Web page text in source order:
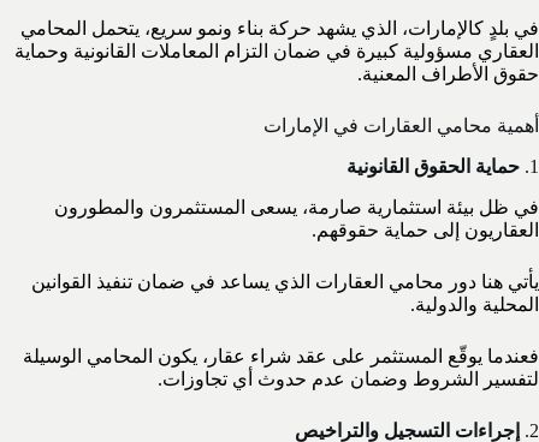
في بلدٍ كالإمارات، الذي يشهد حركة بناء ونمو سريع، يتحمل المحامي
العقاري مسؤولية كبيرة في ضمان التزام المعاملات القانونية وحماية
حقوق الأطراف المعنية.
أهمية محامي العقارات في الإمارات
1. حماية الحقوق القانونية
في ظل بيئة استثمارية صارمة، يسعى المستثمرون والمطورون
العقاريون إلى حماية حقوقهم.
يأتي هنا دور محامي العقارات الذي يساعد في ضمان تنفيذ القوانين
المحلية والدولية.
فعندما يوقّع المستثمر على عقد شراء عقار، يكون المحامي الوسيلة
لتفسير الشروط وضمان عدم حدوث أي تجاوزات.
2.
إجراءات التسجيل والتراخيص